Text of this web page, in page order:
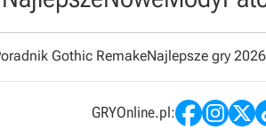
Gothic RemakeNajlepsze gry
GRYOnline.pl: